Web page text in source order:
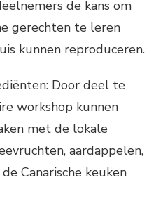
de kans om
gerechten te leren
kunnen reproduceren.
Door deel te
workshop kunnen
met de lokale
aardappelen,
Canarische keuken